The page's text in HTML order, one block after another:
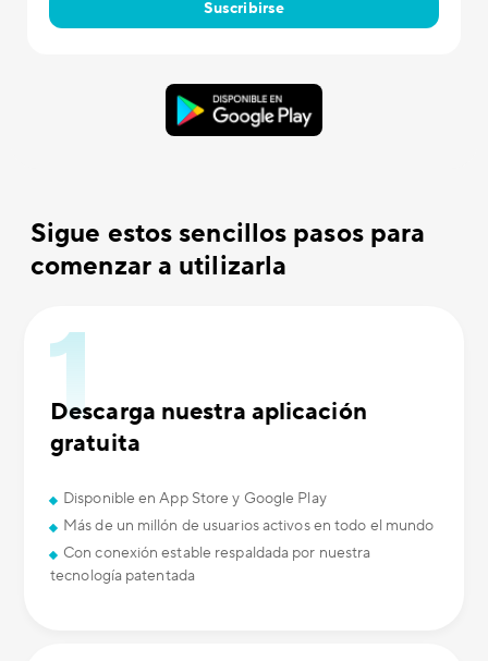
Suscribirse
Sigue estos sencillos pasos para
comenzar a utilizarla
Descarga nuestra aplicación
gratuita
Disponible en App Store y Google Play
Más de un millón de usuarios activos en todo el mundo
Con conexión estable respaldada por nuestra
tecnología patentada